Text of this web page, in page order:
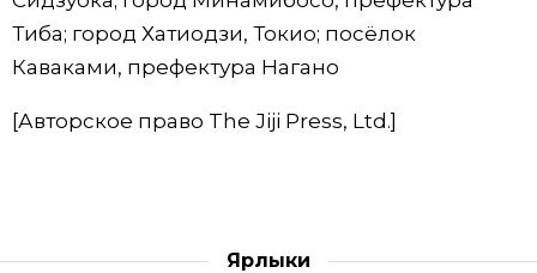
Тиба; город Хатиодзи, Токио; посёлок
Каваками, префектура Нагано
[Авторское право The Jiji Press, Ltd.]
Ярлыки